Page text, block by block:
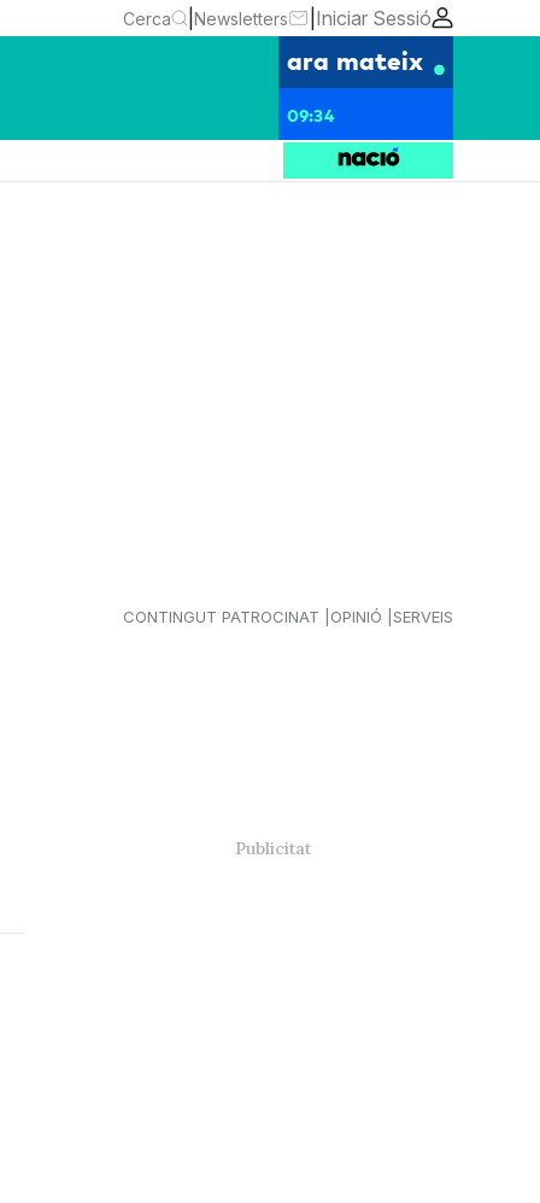
Cerca Newsletters Iniciar Sessió
ara mateix
09:34
CONTINGUT PATROCINAT OPINIÓ SERVEIS